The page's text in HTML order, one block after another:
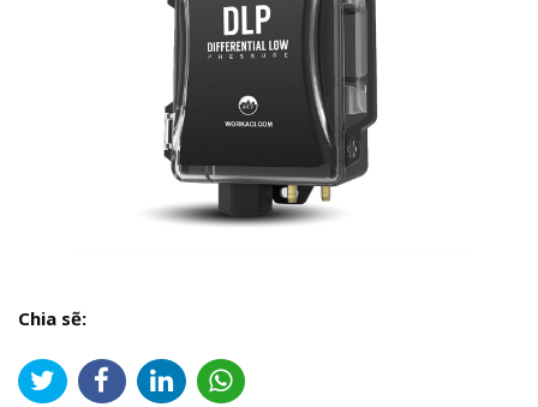
Chia sẽ: